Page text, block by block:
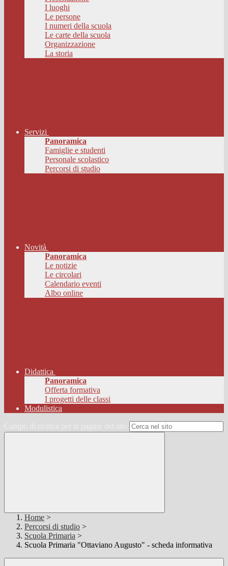
I luoghi
Le persone
I numeri della scuola
Le carte della scuola
Organizzazione
La storia
Servizi
Panoramica
Famiglie e studenti
Personale scolastico
Percorsi di studio
Novità
Panoramica
Le notizie
Le circolari
Calendario eventi
Albo online
Didattica
Panoramica
Offerta formativa
I progetti delle classi
Modulistica
Home >
Percorsi di studio >
Scuola Primaria >
Scuola Primaria "Ottaviano Augusto" - scheda informativa